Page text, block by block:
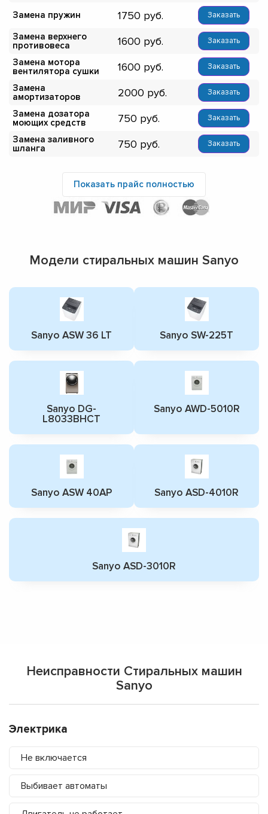
Замена пружин 1750 Заказать
Замена верхнего
противовеса
1600 Заказать
Замена мотора
вентилятора сушки
1600 Заказать
Замена
амортизаторов
2000 Заказать
Замена дозатора
моющих средств
750 Заказать
Замена заливного
шланга
750 Заказать
Показать прайс полностью
Модели стиральных машин Sanyo
Sanyo ASW 36 LT Sanyo SW-225T
Sanyo DG-
L8033BHCT
Sanyo AWD-5010R
Sanyo ASW 40AP Sanyo ASD-4010R
Sanyo ASD-3010R
Неисправности Стиральных машин
Sanyo
Электрика
Не включается
Выбивает автоматы